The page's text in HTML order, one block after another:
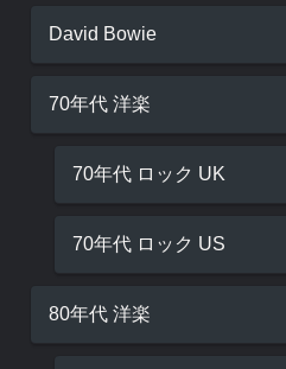
David Bowie
70年代 洋楽
70年代 ロック UK
70年代 ロック US
80年代 洋楽